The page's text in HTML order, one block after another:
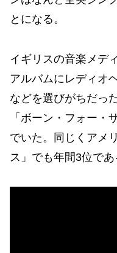
とになる。
イギリスの音楽メデ
アルバムにレディオ
などを選びがちだっ
「ボーン・フォー・
でいた。同じくアメ
ス」でも年間3位であ